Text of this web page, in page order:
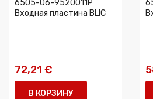
6505-06-9520011P
Входная пластина BLIC
72,21 €
В КОРЗИНУ